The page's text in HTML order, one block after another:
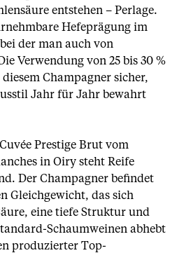
entstehen – Perlage.
Hefeprägung im
der man auch von
Verwendung von 25 bis 30 %
Champagner sicher,
Jahr für Jahr bewahrt
Prestige Brut vom
in Oiry steht Reife
Der Champagner befindet
Gleichgewicht, das sich
eine tiefe Struktur und
Schaumweinen abhebt
produzierter Top-